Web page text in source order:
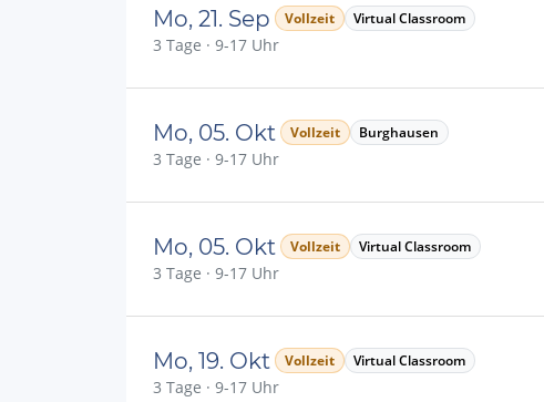
Mo, 21. Sep Vollzeit Virtual Classroom
3 Tage · 9-17 Uhr
Mo, 05. Okt Vollzeit Burghausen
3 Tage · 9-17 Uhr
Mo, 05. Okt Vollzeit Virtual Classroom
3 Tage · 9-17 Uhr
Mo, 19. Okt Vollzeit Virtual Classroom
3 Tage · 9-17 Uhr